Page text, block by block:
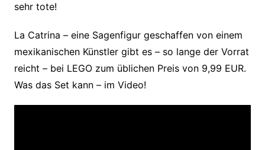
sehr tote!
La Catrina – eine Sagenfigur geschaffen von einem
mexikanischen Künstler gibt es – so lange der Vorrat
reicht – bei LEGO zum üblichen Preis von 9,99 EUR.
Was das Set kann – im Video!